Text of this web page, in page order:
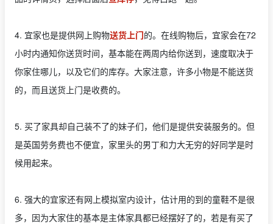
4. 宜家也是提供网上购物送货上门的。在线购物后，宜家会在72
小时内通知你送货时间，基本能在两周内给你送到，速度取决于
你家住哪儿，以及它们的库存。大家注意，许多小物是不能送货
的，而且送货上门是收费的。
5. 买了家具却自己装不了的妹子们，他们是提供安装服务的。但
是英国劳务费也不便宜，家里头的男丁和力大无穷的好同学是时
候用起来。
6. 强大的宜家还有网上模拟室内设计，估计用的到的童鞋不是很
多，因为大家住的基本是主体家具都已经摆好了的，若是有买了